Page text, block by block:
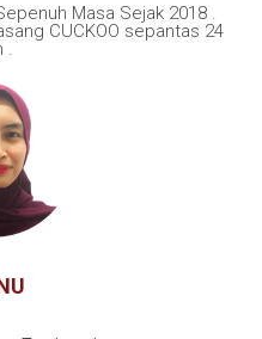
Masa Sejak 2018 .
CUCKOO sepantas 24